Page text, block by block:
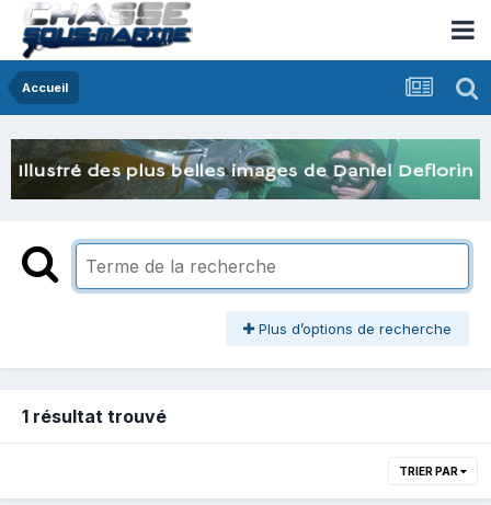
Accueil
Plus d’options de recherche
1 résultat trouvé
TRIER PAR